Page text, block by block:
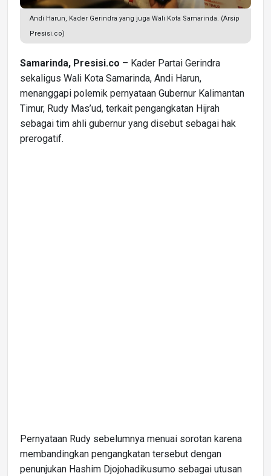
Andi Harun, Kader Gerindra yang juga Wali Kota Samarinda. (Arsip
Presisi.co)
Samarinda, Presisi.co – Kader Partai Gerindra
sekaligus Wali Kota Samarinda, Andi Harun,
menanggapi polemik pernyataan Gubernur Kalimantan
Timur, Rudy Mas’ud, terkait pengangkatan Hijrah
sebagai tim ahli gubernur yang disebut sebagai hak
prerogatif.
Pernyataan Rudy sebelumnya menuai sorotan karena
membandingkan pengangkatan tersebut dengan
penunjukan Hashim Djojohadikusumo sebagai utusan